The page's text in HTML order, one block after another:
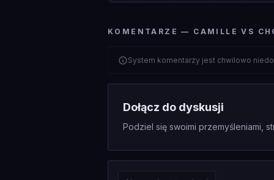
KOMENTARZE — CAMILLE VS
System komentarzy jest chwilowo
Dołącz do dyskusji
Podziel się swoimi przemyśleniami,